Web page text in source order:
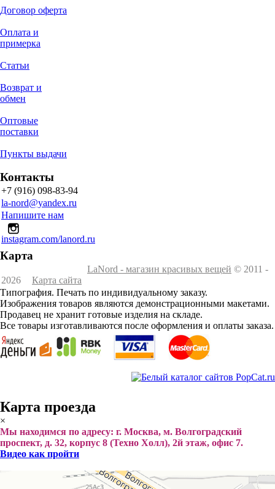
Договор оферта
Оплата и
примерка
Статьи
Возврат и
обмен
Оптовые
поставки
Пункты выдачи
Контакты
+7 (916) 098-83-94
la-nord@yandex.ru
Напишите нам
instagram.com/lanord.ru
Карта
LaNord - магазин красивых вещей © 2011 -
2026
Карта сайта
Типография. Печать по индивидуальному заказу.
Изображения товаров являются демонстрационными макетами.
Продавец не хранит готовые изделия на складе.
Все товары изготавливаются после оформления и оплаты заказа.
Карта проезда
×
Мы находимся по адресу: г. Москва, м. Волгоградский
проспект, д. 32, корпус 8 (Техно Холл), 2й этаж, офис 7.
Видео как пройти